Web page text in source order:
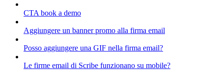
CTA book a demo
Aggiungere un banner promo alla firma email
Posso aggiungere una GIF nella firma email?
Le firme email di Scribe funzionano su mobile?